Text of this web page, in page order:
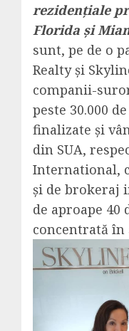
rezidențiale
Florida și
sunt, pe de o
Realty și
companii-
peste 30.000
finalizate și
din SUA,
International,
și de brokeraj
de aproape 40
concentrată